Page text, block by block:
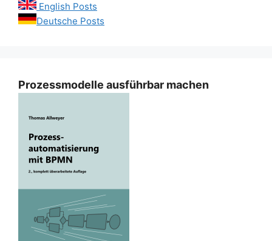
English Posts
Deutsche Posts
Prozessmodelle ausführbar machen